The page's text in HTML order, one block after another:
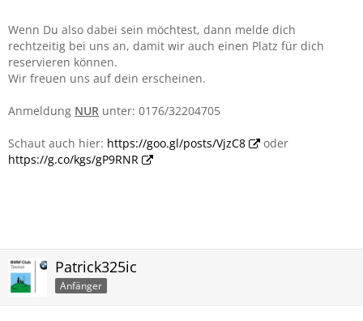
Wenn Du also dabei sein möchtest, dann melde dich
rechtzeitig bei uns an, damit wir auch einen Platz für dich
reservieren können.
Wir freuen uns auf dein erscheinen.
Anmeldung NUR unter: 0176/32204705
Schaut auch hier: https://goo.gl/posts/VjzC8
oder
https://g.co/kgs/gP9RNR
Patrick325ic
Anfänger